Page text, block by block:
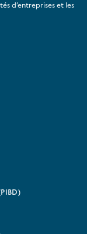
d’entreprises et les